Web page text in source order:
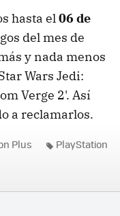
hasta el06 de
del mes de
y nada menos
Wars Jedi:
Verge 2'. Así
a reclamarlos.
Plus PlayStation